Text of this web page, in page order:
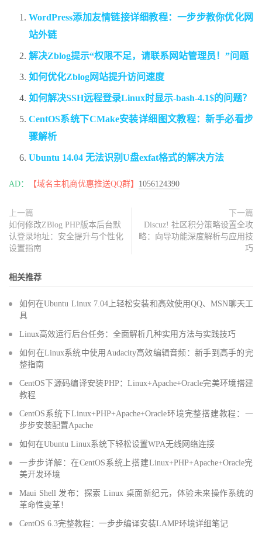
WordPress添加友情链接详细教程：一步步教你优化网
站外链
解决Zblog提示“权限不足，请联系网站管理员！”问题
如何优化Zblog网站提升访问速度
如何解决SSH远程登录Linux时显示-bash-4.1$的问题？
CentOS系统下CMake安装详细图文教程：新手必看步
骤解析
Ubuntu 14.04 无法识别U盘exfat格式的解决方法
AD： 【域名主机商优惠推送QQ群】 1056124390
上一篇
如何修改ZBlog PHP版本后台默
认登录地址：安全提升与个性化
设置指南
下一篇
Discuz! 社区积分策略设置全攻
略：向导功能深度解析与应用技
巧
相关推荐
如何在Ubuntu Linux 7.04上轻松安装和高效使用QQ、MSN聊天工
具
Linux高效运行后台任务：全面解析几种实用方法与实践技巧
如何在Linux系统中使用Audacity高效编辑音频：新手到高手的完
整指南
CentOS下源码编译安装PHP：Linux+Apache+Oracle完美环境搭建
教程
CentOS系统下Linux+PHP+Apache+Oracle环境完整搭建教程：一
步步安装配置Apache
如何在Ubuntu Linux系统下轻松设置WPA无线网络连接
一步步详解：在CentOS系统上搭建Linux+PHP+Apache+Oracle完
美开发环境
Maui Shell 发布：探索 Linux 桌面新纪元，体验未来操作系统的
革命性变革！
CentOS 6.3完整教程：一步步编译安装LAMP环境详细笔记